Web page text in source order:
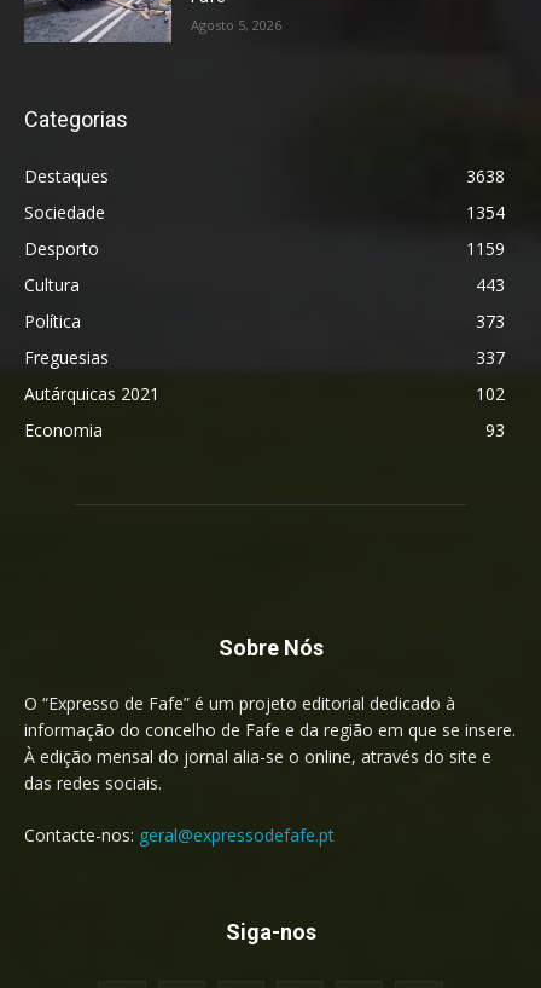
Agosto 5, 2026
Categorias
Destaques
3638
Sociedade
1354
Desporto
1159
Cultura
443
Política
373
Freguesias
337
Autárquicas 2021
102
Economia
93
Sobre Nós
O “Expresso de Fafe” é um projeto editorial dedicado à
informação do concelho de Fafe e da região em que se insere.
À edição mensal do jornal alia-se o online, através do site e
das redes sociais.
Contacte-nos: geral@expressodefafe.pt
Siga-nos